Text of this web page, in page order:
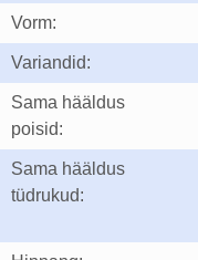
Vorm:
Variandid:
Sama hääldus
poisid:
Sama hääldus
tüdrukud: